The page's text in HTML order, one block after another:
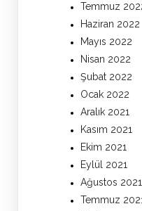
Temmuz
Haziran 2022
Mayıs 2022
Nisan 2022
Şubat 2022
Ocak 2022
Aralık 2021
Kasım 2021
Ekim 2021
Eylül 2021
Ağustos 2021
Temmuz